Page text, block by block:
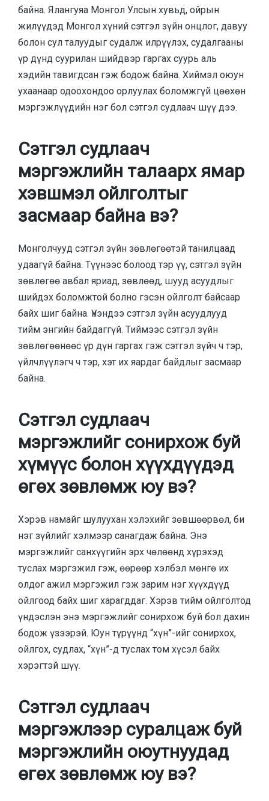
байна. Ялангуяа Монгол Улсын хувьд, ойрын
жилүүдэд Монгол хүний сэтгэл зүйн онцлог, давуу
болон сул талуудыг судалж илрүүлэх, судалгааны
үр дүнд суурилан шийдвэр гаргах суурь аль
хэдийн тавигдсан гэж бодож байна. Хиймэл оюун
ухаанаар одоохондоо орлуулах боломжгүй цөөхөн
мэргэжлүүдийн нэг бол сэтгэл судлаач шүү дээ.
Сэтгэл судлаач
мэргэжлийн талаарх ямар
хэвшмэл ойлголтыг
засмаар байна вэ?
Монголчууд сэтгэл зүйн зөвлөгөөтэй танилцаад
удаагүй байна. Түүнээс болоод тэр үү, сэтгэл зүйн
зөвлөгөө авбал яриад, зөвлөөд, шууд асуудлыг
шийдэх боломжтой болно гэсэн ойлголт байсаар
байх шиг байна. Үнэндээ сэтгэл зүйн асуудлууд
тийм энгийн байдаггүй. Тиймээс сэтгэл зүйн
зөвлөгөөнөөс үр дүн гаргах гэж сэтгэл зүйч ч тэр,
үйлчлүүлэгч ч тэр, хэт их яардаг байдлыг засмаар
байна.
Сэтгэл судлаач
мэргэжлийг сонирхож буй
хүмүүс болон хүүхдүүдэд
өгөх зөвлөмж юу вэ?
Хэрэв намайг шулуухан хэлэхийг зөвшөөрвөл, би
нэг зүйлийг хэлмээр санагдаж байна. Энэ
мэргэжлийг санхүүгийн эрх чөлөөнд хүрэхэд
туслах мэргэжил гэж, өөрөөр хэлбэл мөнгө их
олдог ажил мэргэжил гэж зарим нэг хүүхдүүд
ойлгоод байх шиг харагддаг. Хэрэв тийм ойлголтод
үндэслэн энэ мэргэжлийг сонирхож буй бол дахин
бодож үзээрэй. Юун түрүүнд “хүн”-ийг сонирхох,
ойлгох, судлах, “хүн”-д туслах том хүсэл байх
хэрэгтэй шүү.
Сэтгэл судлаач
мэргэжлээр суралцаж буй
мэргэжлийн оюутнуудад
өгөх зөвлөмж юу вэ?